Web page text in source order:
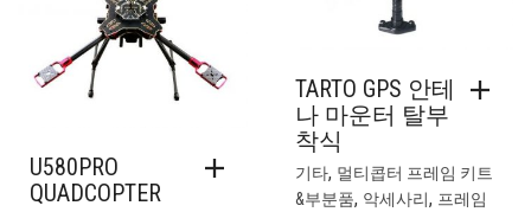
U580PRO
QUADCOPTER
TARTO GPS 안테
나 마운터 탈부
착식
기타, 멀티콥터 프레임 키트
&부분품, 악세사리, 프레임